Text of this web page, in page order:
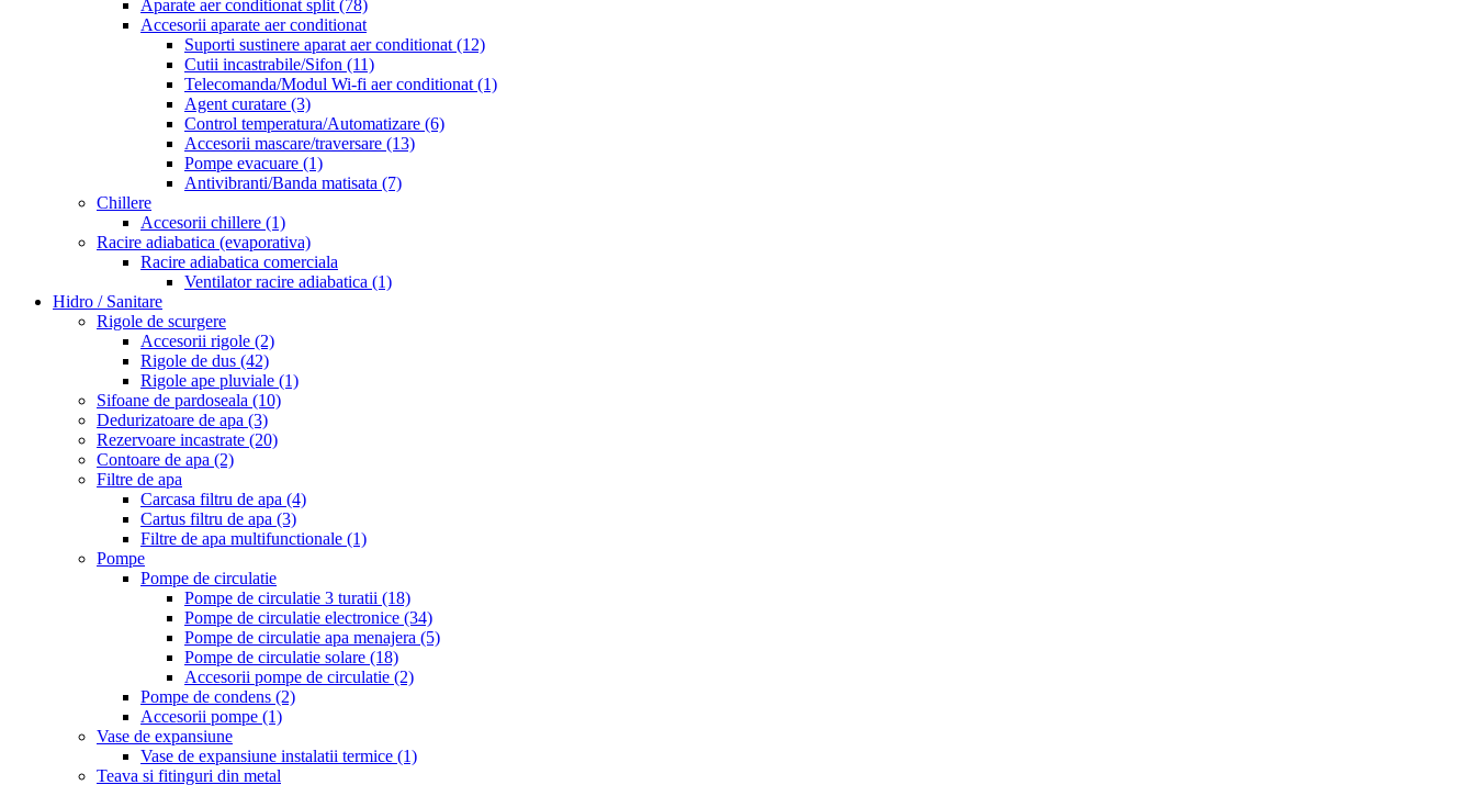
Aparate aer conditionat split (78)
Accesorii aparate aer conditionat
Suporti sustinere aparat aer conditionat (12)
Cutii incastrabile/Sifon (11)
Telecomanda/Modul Wi-fi aer conditionat (1)
Agent curatare (3)
Control temperatura/Automatizare (6)
Accesorii mascare/traversare (13)
Pompe evacuare (1)
Antivibranti/Banda matisata (7)
Chillere
Accesorii chillere (1)
Racire adiabatica (evaporativa)
Racire adiabatica comerciala
Ventilator racire adiabatica (1)
Hidro / Sanitare
Rigole de scurgere
Accesorii rigole (2)
Rigole de dus (42)
Rigole ape pluviale (1)
Sifoane de pardoseala (10)
Dedurizatoare de apa (3)
Rezervoare incastrate (20)
Contoare de apa (2)
Filtre de apa
Carcasa filtru de apa (4)
Cartus filtru de apa (3)
Filtre de apa multifunctionale (1)
Pompe
Pompe de circulatie
Pompe de circulatie 3 turatii (18)
Pompe de circulatie electronice (34)
Pompe de circulatie apa menajera (5)
Pompe de circulatie solare (18)
Accesorii pompe de circulatie (2)
Pompe de condens (2)
Accesorii pompe (1)
Vase de expansiune
Vase de expansiune instalatii termice (1)
Teava si fitinguri din metal